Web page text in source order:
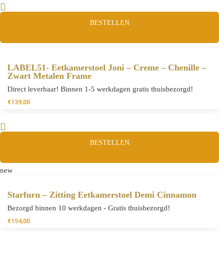
BESTELLEN
LABEL51- Eetkamerstoel Joni – Creme – Chenille –
Zwart Metalen Frame
Direct leverbaar! Binnen 1-5 werkdagen gratis thuisbezorgd!
€139,00
BESTELLEN
new
Starfurn – Zitting Eetkamerstoel Demi Cinnamon
Bezorgd binnen 10 werkdagen - Gratis thuisbezorgd!
€154,00